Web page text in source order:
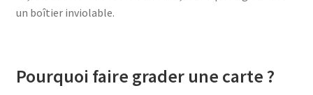
un boîtier inviolable.
Pourquoi faire grader une carte ?